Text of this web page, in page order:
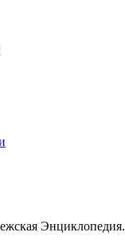
Энциклопедия.